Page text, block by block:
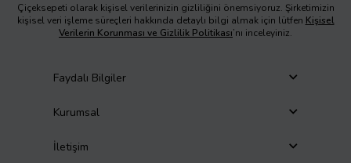
Çiçeksepeti olarak kişisel verilerinizin gizliliğini önemsiyoruz. Şirketimizin
kişisel veri işleme süreçleri hakkında detaylı bilgi almak için lütfen Kişisel
Verilerin Korunması ve Gizlilik Politikası’nı inceleyiniz.
Faydalı Bilgiler
Kurumsal
İletişim